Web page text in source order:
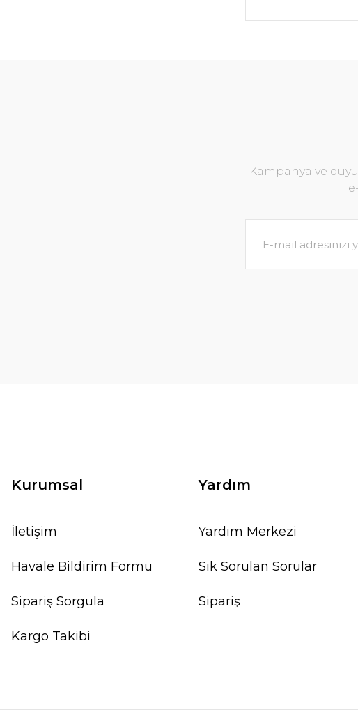
Kampanya ve
Kurumsal
İletişim
Havale Bildirim Formu
Sipariş Sorgula
Kargo Takibi
Yardım
Yardım Merkezi
Sık Sorulan Sorular
Sipariş